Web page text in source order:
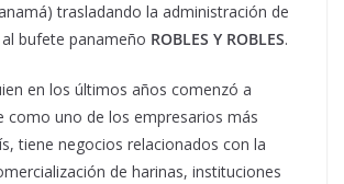
trasladando la administración de
bufete panameño ROBLES Y ROBLES.
en los últimos años comenzó a
como uno de los empresarios más
tiene negocios relacionados con la
de harinas, instituciones